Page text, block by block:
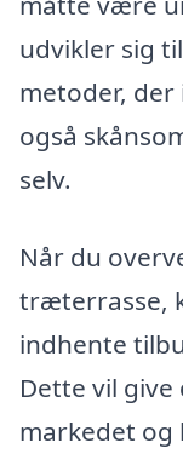
udvikler sig
metoder, der
også
selv.
Når du
træterrasse,
indhente
Dette vil
markedet og